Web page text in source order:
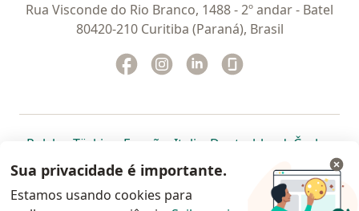
Rua Visconde do Rio Branco, 1488 - 2º andar - Batel
80420-210 Curitiba (Paraná), Brasil
Facebook
abre num novo separador
Instagram
abre num novo separador
Linkedin
abre num novo
Polska abre num novo separador
Türkiye abre num novo separador
España abre num novo separador
Italia abre num novo
Deutschlandabre num
Česko
Portugal abre num novo separador
, México abre num novo separador
, abre num novo separador
Brasil abre num novoabre num
abre
Colombia abre num novo
Sua privacidade é importante.
Estamos usando cookies para